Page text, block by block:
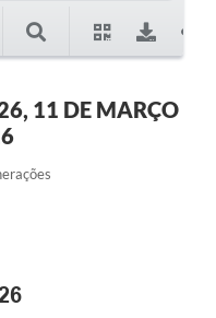
11 DE MARÇO